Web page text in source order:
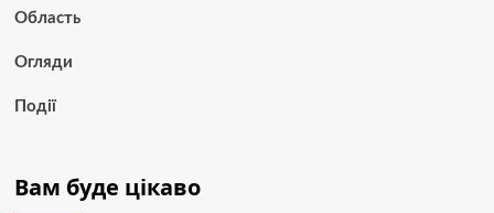
Область
Огляди
Події
Вам буде цікаво